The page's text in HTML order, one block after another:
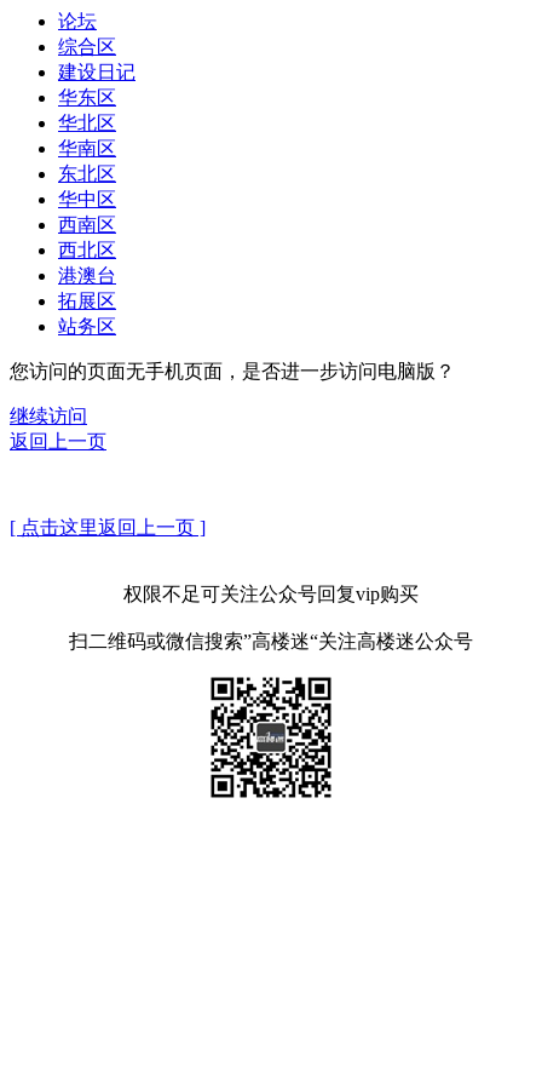
论坛
综合区
建设日记
华东区
华北区
华南区
东北区
华中区
西南区
西北区
港澳台
拓展区
站务区
您访问的页面无手机页面，是否进一步访问电脑版？
继续访问
返回上一页
[ 点击这里返回上一页 ]
权限不足可关注公众号回复vip购买
扫二维码或微信搜索”高楼迷“关注高楼迷公众号